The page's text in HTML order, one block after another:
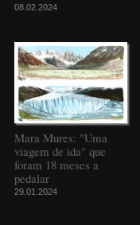
08.02.2024
Mara Mures: "Uma
viagem de ida" que
foram 18 meses a
pedalar
29.01.2024